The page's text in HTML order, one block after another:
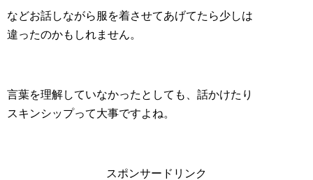
などお話しながら服を着させてあげてたら少しは
違ったのかもしれません。
言葉を理解していなかったとしても、話かけたり
スキンシップって大事ですよね。
スポンサードリンク